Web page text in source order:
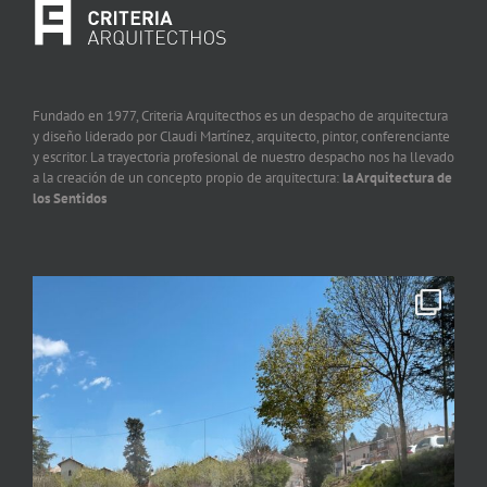
Fundado en 1977, Criteria Arquitecthos es un despacho de arquitectura
y diseño liderado por Claudi Martínez, arquitecto, pintor, conferenciante
y escritor. La trayectoria profesional de nuestro despacho nos ha llevado
a la creación de un concepto propio de arquitectura: la Arquitectura de
los Sentidos